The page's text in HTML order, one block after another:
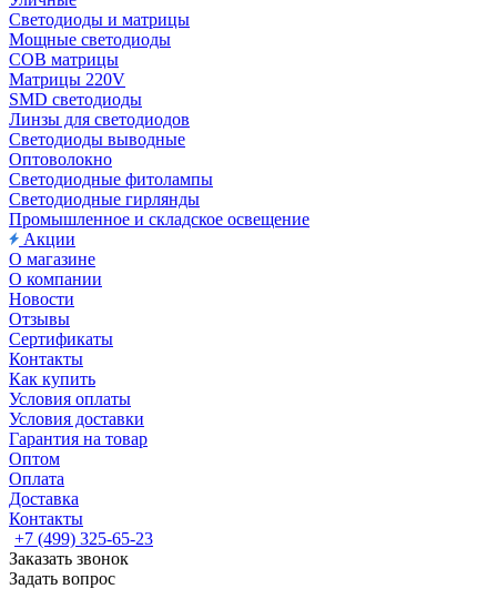
Светодиоды и матрицы
Мощные светодиоды
COB матрицы
Матрицы 220V
SMD светодиоды
Линзы для светодиодов
Светодиоды выводные
Оптоволокно
Светодиодные фитолампы
Светодиодные гирлянды
Промышленное и складское освещение
Акции
О магазине
О компании
Новости
Отзывы
Сертификаты
Контакты
Как купить
Условия оплаты
Условия доставки
Гарантия на товар
Оптом
Оплата
Доставка
Контакты
+7 (499) 325-65-23
Заказать звонок
Задать вопрос